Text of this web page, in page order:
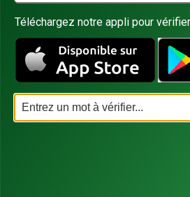
Téléchargez notre appli pour